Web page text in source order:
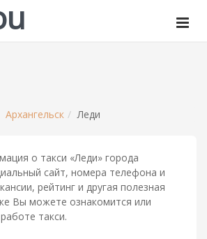
Архангельск Леди
о такси «Леди» города
сайт, номера телефона и
рейтинг и другая полезная
Вы можете ознакомится или
такси.